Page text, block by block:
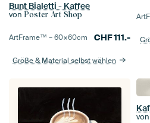
Bunt Bialetti - Kaffee
von Poster Art Shop
ArtFrame™ –60×60cm CHF111.-
Größe & Material selbst wählen
von